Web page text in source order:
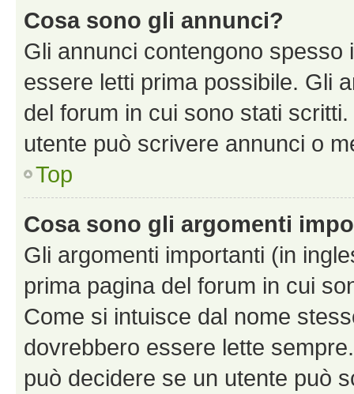
Cosa sono gli annunci?
Gli annunci contengono
essere letti prima possibile. Gli
del forum in cui sono stati
utente può scrivere annunci o
Top
Cosa sono gli argomenti
Gli argomenti importanti (in
prima pagina del forum in cui
Come si intuisce dal nome
dovrebbero essere lette
può decidere se un utente può